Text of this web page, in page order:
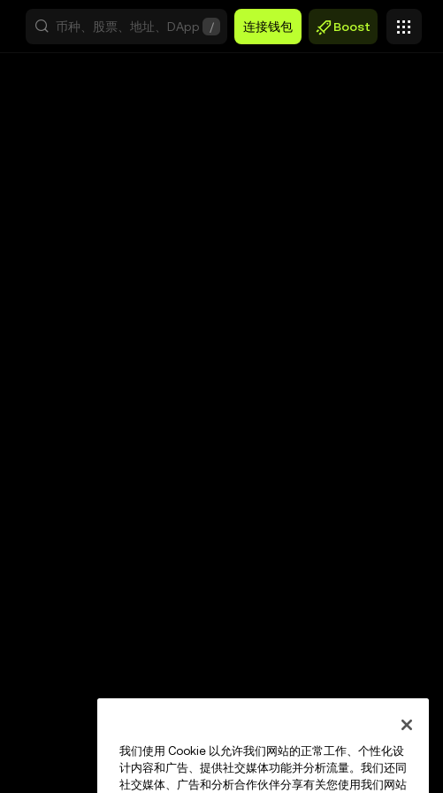
/ 连接钱包 Boost
我们使用 Cookie 以允许我们网站的正常工作、个性化设
计内容和广告、提供社交媒体功能并分析流量。我们还同
社交媒体、广告和分析合作伙伴分享有关您使用我们网站